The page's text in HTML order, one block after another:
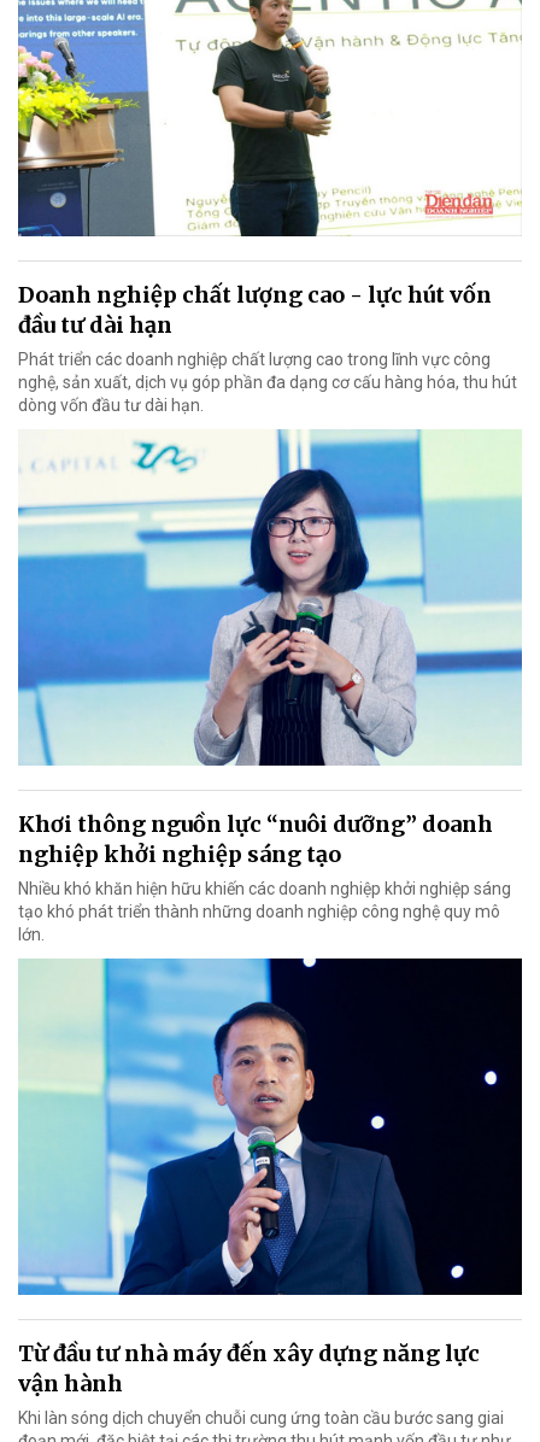
Doanh nghiệp chất lượng cao - lực hút vốn
đầu tư dài hạn
Phát triển các doanh nghiệp chất lượng cao trong lĩnh vực công
nghệ, sản xuất, dịch vụ góp phần đa dạng cơ cấu hàng hóa, thu hút
dòng vốn đầu tư dài hạn.
Khơi thông nguồn lực “nuôi dưỡng” doanh
nghiệp khởi nghiệp sáng tạo
Nhiều khó khăn hiện hữu khiến các doanh nghiệp khởi nghiệp sáng
tạo khó phát triển thành những doanh nghiệp công nghệ quy mô
lớn.
Từ đầu tư nhà máy đến xây dựng năng lực
vận hành
Khi làn sóng dịch chuyển chuỗi cung ứng toàn cầu bước sang giai